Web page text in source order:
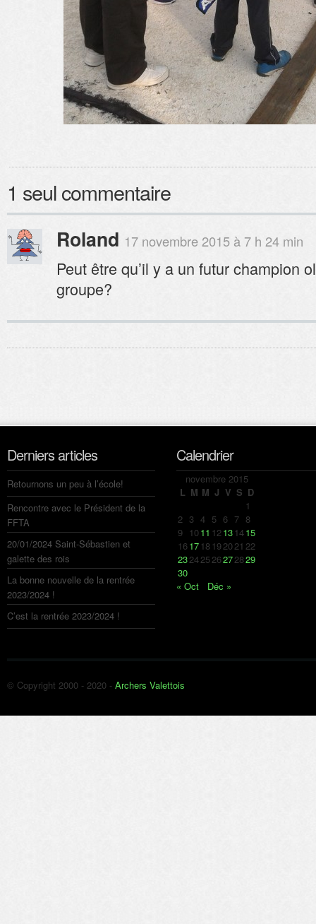
1 seul commentaire
Roland 17 novembre 2015 à 7 h 24 min
Peut être qu’il y a un futur champion
groupe?
Derniers articles
Retournons un peu à l’école!
Rencontre avec le Président de la
FFTA
20/01/2024 Saint-Sébastien et
galette des rois
La bonne nouvelle de la rentrée
2023/2024 !
C’est la rentrée 2023/2024 !
Calendrier
novembre 2015
L M M J V S D
1
2 3 4 5 6 7 8
9 1011 1213 1415
1617 18 192021 22
23242526272829
30
« Oct
Déc »
© Copyright 2000 - 2020 - Archers Valettois